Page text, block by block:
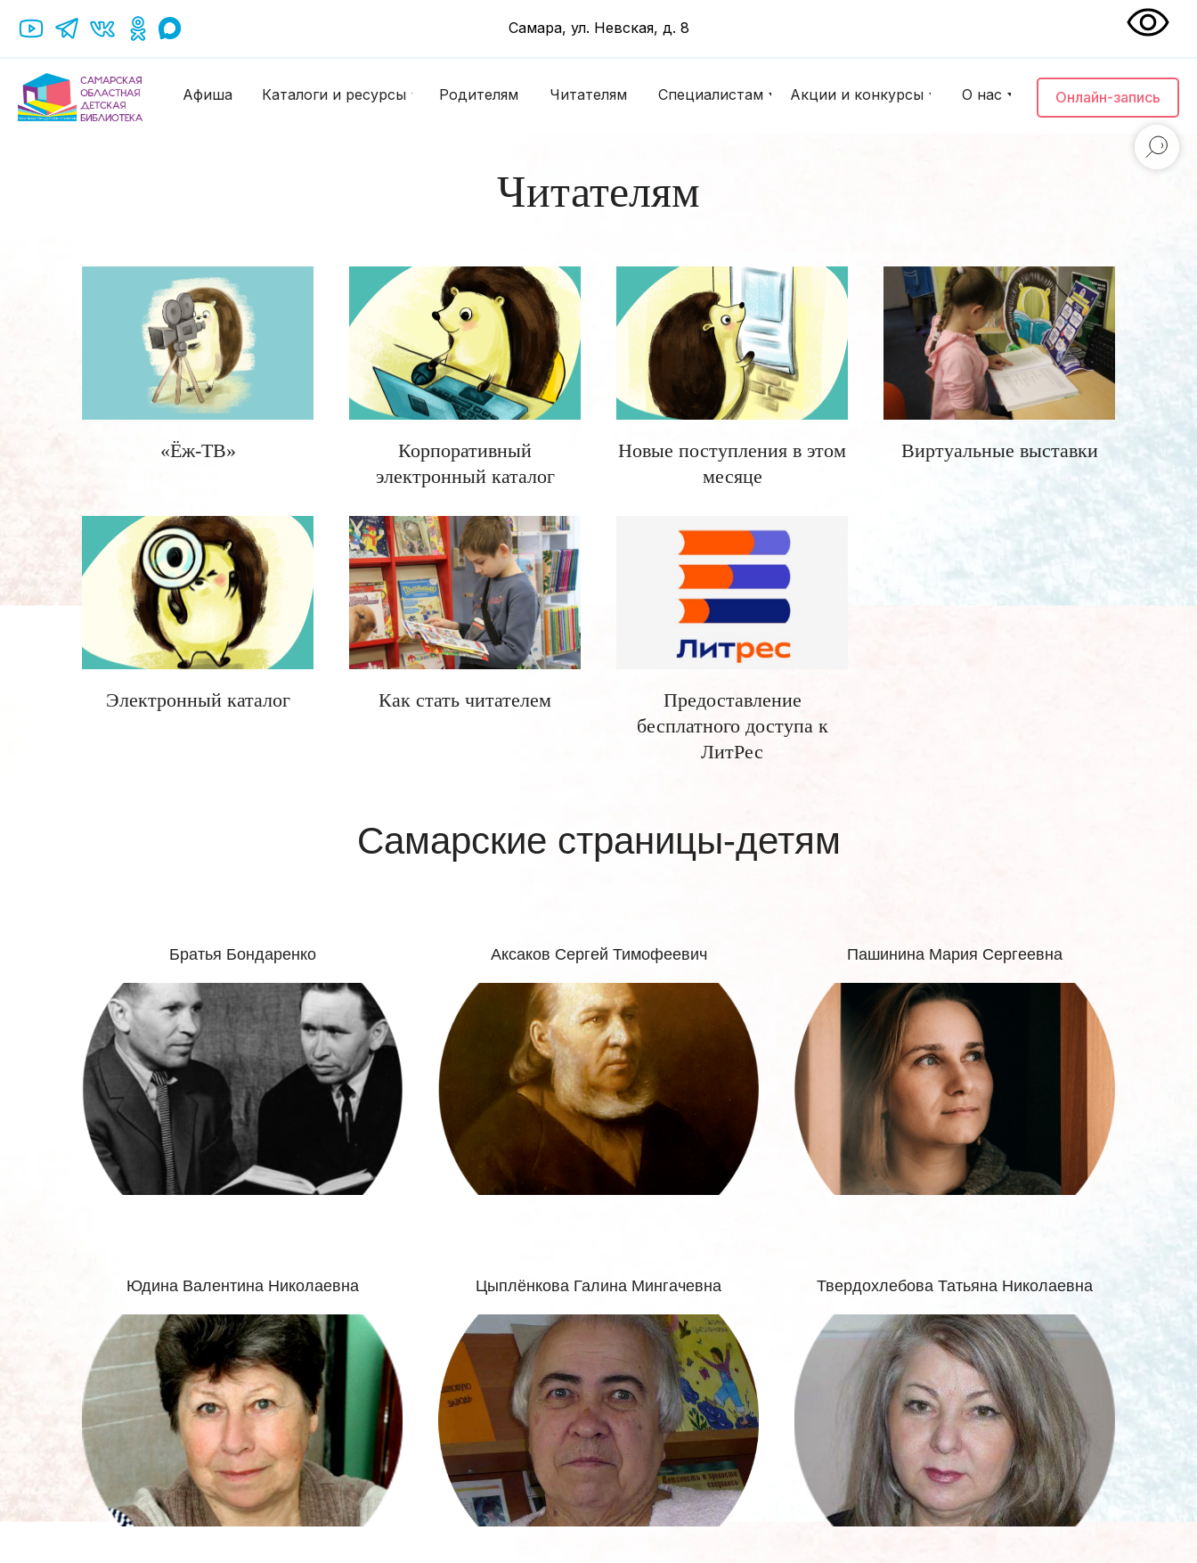
Онлайн-запись
Афиша Каталоги и ресурсы Читателям
Родителям Специалистам О нас
Акции и конкурсы
Самара, ул. Невская, д. 8
Читателям
«Ёж-ТВ»
Корпоративный
электронный каталог
Новые поступления в этом
месяце
Виртуальные выставки
Электронный каталог Как стать читателем
Предоставление
бесплатного доступа к
ЛитРес
Самарские страницы-детям
Братья Бондаренко Аксаков Сергей Тимофеевич Пашинина Мария Сергеевна
Юдина Валентина Николаевна Цыплёнкова Галина Мингачевна Твердохлебова Татьяна Николаевна